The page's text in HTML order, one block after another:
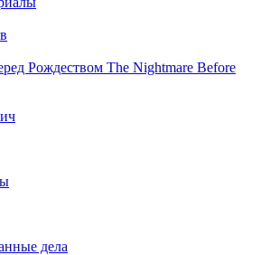
Рождеством The Nightmare Before
дела